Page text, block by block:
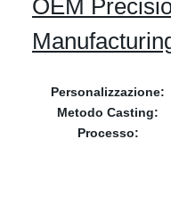
OEM
Personalizzazione:
Metodo Casting:
Processo: